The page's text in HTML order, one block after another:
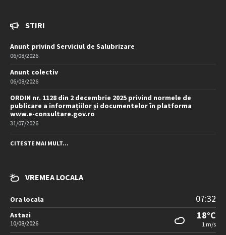
STIRI
Anunt privind Serviciul de Salubrizare
06/08/2026
Anunt colectiv
06/08/2026
ORDIN nr. 1128 din 2 decembrie 2025 privind normele de
publicare a informațiilor și documentelor în platforma
www.e-consultare.gov.ro
31/07/2026
CITESTE MAI MULT...
VREMEA LOCALA
Ora locala 07:32
Astazi
10/08/2026
18°C
1 m/s